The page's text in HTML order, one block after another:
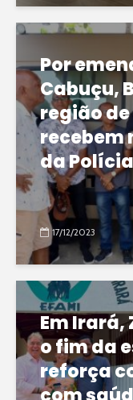
Por
Cabuçu,
região
recebem
da
17/12/2023
Em Irará,
o fim da
reforça